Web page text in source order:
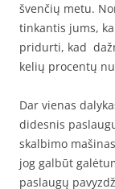
švenčių metu.
tinkantis jums,
pridurti, kad
kelių procentų
Dar vienas
didesnis
skalbimo
jog galbūt
paslaugų